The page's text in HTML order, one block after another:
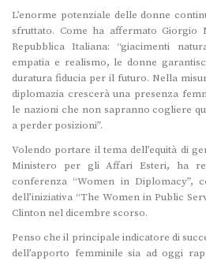
L’enorme potenziale delle donne
sfruttato. Come ha affermato Giorgio
Repubblica Italiana: “giacimenti
empatia e realismo, le donne
duratura fiducia per il futuro. Nella
diplomazia crescerà una presenza
le nazioni che non sapranno cogliere
a perder posizioni”.
Volendo portare il tema dell’equità di
Ministero per gli Affari Esteri, ha
conferenza “Women in Diplomacy”,
dell’iniziativa “The Women in Public
Clinton nel dicembre scorso.
Penso che il principale indicatore di
dell’apporto femminile sia ad oggi